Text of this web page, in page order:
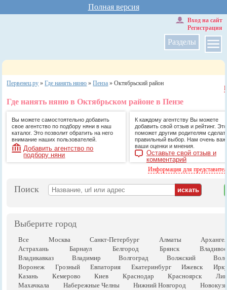
Полная версия
Разделы
Вход на сайт
Регистрация
Первенец.ру »Где нанять няню »Пенза »Октябрьский район
Где нанять няню в Октябрьском районе в Пензе
Вы можете самостоятельно добавить
свое агентство по подбору няни в наш
каталог. Это позволит обратить на него
внимание наших пользователей.
Добавить агентство по
подбору няни
К каждому агентству Вы можете
добавить свой отзыв и рейтинг. Это
поможет другим родителям
правильный выбор. Нам очень
ваши оценки и мнения.
Оставьте свой отзыв и
комментарий
Информация для
Поиск
Выберите город
Все Москва Санкт-Петербург Алматы
Астрахань
Барнаул Белгород Брянск
Владикавказ
Владимир Волгоград Волжский
Воронеж
Грозный Евпатория Екатеринбург Ижевск
Казань
Кемерово Киев Краснодар Красноярск
Махачкала
Набережные Челны Нижний Новгород